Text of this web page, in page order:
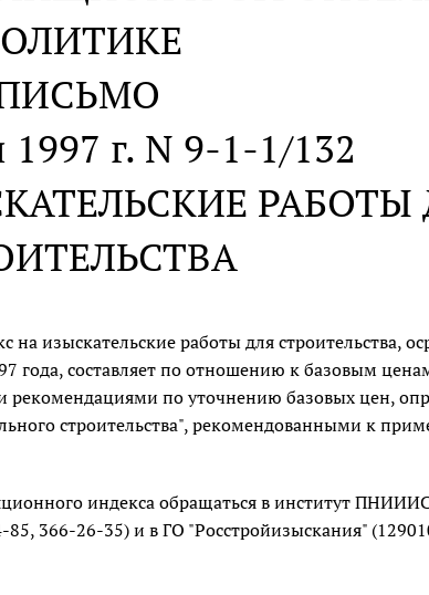
1997 г. N 9-1-1/132
РАБОТЫ
изыскательские работы для строительства,
года, составляет по отношению к базовым
рекомендациями по уточнению базовых цен,
строительства", рекомендованными к
индекса обращаться в институт ПНИИИС
366-26-35) и в ГО "Росстройизыскания"